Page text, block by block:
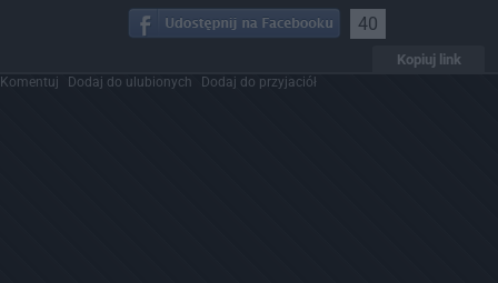
40
Kopiuj link
Komentuj Dodaj do ulubionych Dodaj do przyjaciół